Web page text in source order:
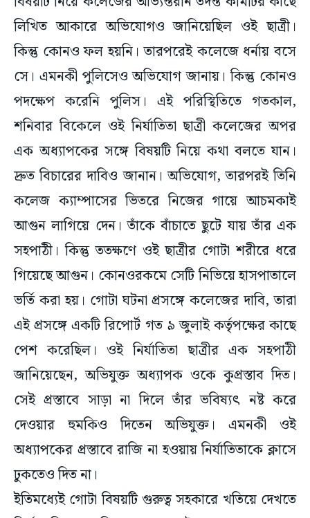
লিখিত আকারে অভিযোগও জানিয়েছিল ওই ছাত্রী।
কিন্তু কোনও ফল হয়নি। তারপরেই কলেজে ধর্নায় বসে
সে। এমনকী পুলিসেও অভিযোগ জানায়। কিন্তু কোনও
পদক্ষেপ করেনি পুলিস। এই পরিস্থিতিতে গতকাল,
শনিবার বিকেলে ওই নির্যাতিতা ছাত্রী কলেজের অপর
এক অধ্যাপকের সঙ্গে বিষয়টি নিয়ে কথা বলতে যান।
দ্রুত বিচারের দাবিও জানান। অভিযোগ, তারপরই তিনি
কলেজ ক্যাম্পাসের ভিতরে নিজের গায়ে আচমকাই
আগুন লাগিয়ে দেন। তাঁকে বাঁচাতে ছুটে যায় তাঁর এক
সহপাঠী। কিন্তু ততক্ষণে ওই ছাত্রীর গোটা শরীরে ধরে
গিয়েছে আগুন। কোনওরকমে সেটি নিভিয়ে হাসপাতালে
ভর্তি করা হয়। গোটা ঘটনা প্রসঙ্গে কলেজের দাবি, তারা
এই প্রসঙ্গে একটি রিপোর্ট গত ৯ জুলাই কর্তৃপক্ষের কাছে
পেশ করেছিল। ওই নির্যাতিতা ছাত্রীর এক সহপাঠী
জানিয়েছেন, অভিযুক্ত অধ্যাপক ওকে কুপ্রস্তাব দিত।
সেই প্রস্তাবে সাড়া না দিলে তাঁর ভবিষ্যৎ নষ্ট করে
দেওয়ার হুমকিও দিতেন অভিযুক্ত। এমনকী ওই
অধ্যাপকের প্রস্তাবে রাজি না হওয়ায় নির্যাতিতাকে ক্লাসে
ঢুকতেও দিত না।
ইতিমধ্যেই গোটা বিষয়টি গুরুত্ব সহকারে খতিয়ে দেখতে